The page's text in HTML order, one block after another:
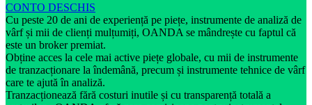
CONTO DESCHIS
Cu peste 20 de ani de experiență pe piețe, instrumente de analiză de
vârf și mii de clienți mulțumiți, OANDA se mândrește cu faptul că
este un broker premiat.
Obține acces la cele mai active piețe globale, cu mii de instrumente
de tranzacționare la îndemână, precum și instrumente tehnice de vârf
care te ajută în analiză.
Tranzacționează fără costuri inutile și cu transparență totală a